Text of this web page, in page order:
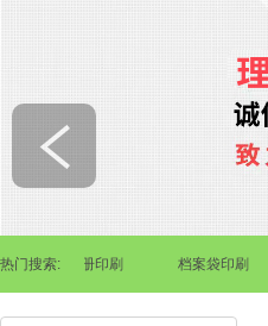
热门搜索:画册印刷 档案袋印刷